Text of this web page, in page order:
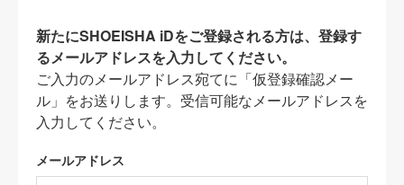
新たにSHOEISHA iDをご登録される方は、登録す
るメールアドレスを入力してください。
ご入力のメールアドレス宛てに「仮登録確認メー
ル」をお送りします。受信可能なメールアドレスを
入力してください。
メールアドレス